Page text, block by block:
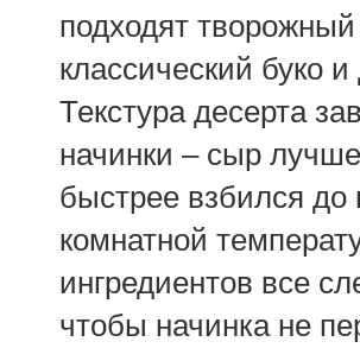
подходят
классический буко
Текстура десерта
начинки – сыр
быстрее взбился до
комнатной
ингредиентов все
чтобы начинка не